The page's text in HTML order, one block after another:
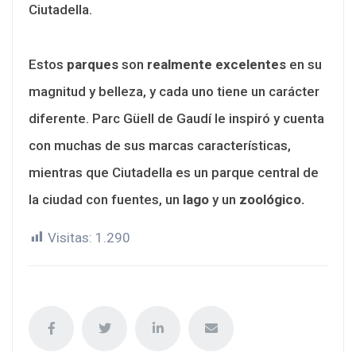
Ciutadella.
Estos parques son realmente excelentes en su
magnitud y belleza, y cada uno tiene un carácter
diferente. Parc Güell de Gaudí le inspiró y cuenta
con muchas de sus marcas características,
mientras que Ciutadella es un parque central de
la ciudad con fuentes, un lago y un zoológico.
Visitas: 1.290